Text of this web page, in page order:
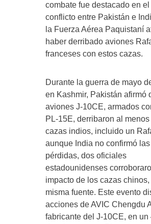
combate fue destacado en
conflicto entre Pakistán e
la Fuerza Aérea Paquistaní
haber derribado aviones
franceses con estos cazas.
Durante la guerra de mayo
en Kashmir, Pakistán afirmó
aviones J-10CE, armados
PL-15E, derribaron al
cazas indios, incluido un
aunque India no confirmó las
pérdidas, dos oficiales
estadounidenses
impacto de los cazas
misma fuente. Este evento
acciones de AVIC Chengdu
fabricante del J-10CE, en un